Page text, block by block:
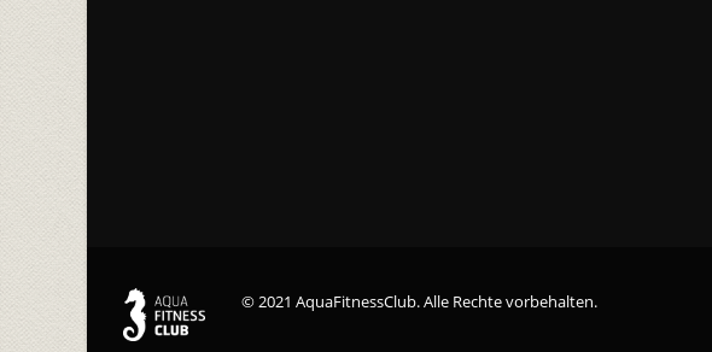
© 2021 AquaFitnessClub. Alle Rechte vorbehalten.